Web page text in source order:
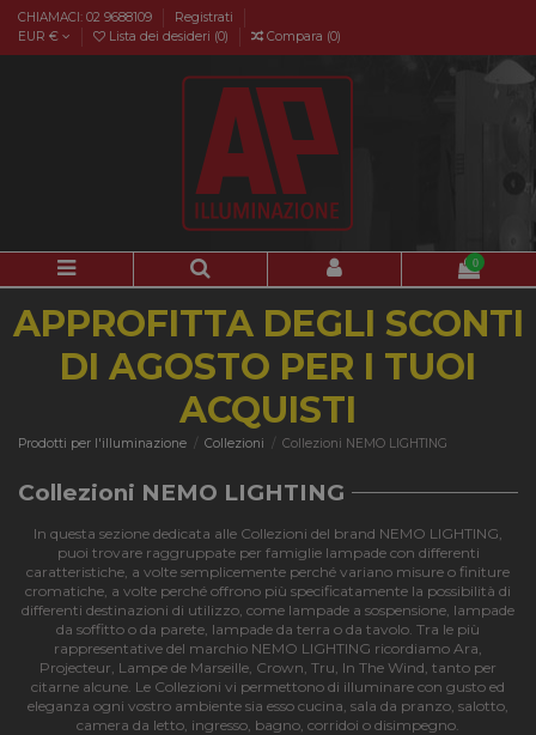
CHIAMACI: 02 9688109
Registrati
EUR €
Lista dei desideri (0) Compara (0)
0
APPROFITTA DEGLI SCONTI
DI AGOSTO PER I TUOI
ACQUISTI
Prodotti per l'illuminazione Collezioni Collezioni NEMO LIGHTING
Collezioni NEMO LIGHTING
In questa sezione dedicata alle Collezioni del brand NEMO LIGHTING,
puoi trovare raggruppate per famiglie lampade con differenti
caratteristiche, a volte semplicemente perché variano misure o finiture
cromatiche, a volte perché offrono più specificatamente la possibilità di
differenti destinazioni di utilizzo, come lampade a sospensione, lampade
da soffitto o da parete, lampade da terra o da tavolo. Tra le più
rappresentative del marchio NEMO LIGHTING ricordiamo Ara,
Projecteur, Lampe de Marseille, Crown, Tru, In The Wind, tanto per
citarne alcune. Le Collezioni vi permettono di illuminare con gusto ed
eleganza ogni vostro ambiente sia esso cucina, sala da pranzo, salotto,
camera da letto, ingresso, bagno, corridoi o disimpegno.